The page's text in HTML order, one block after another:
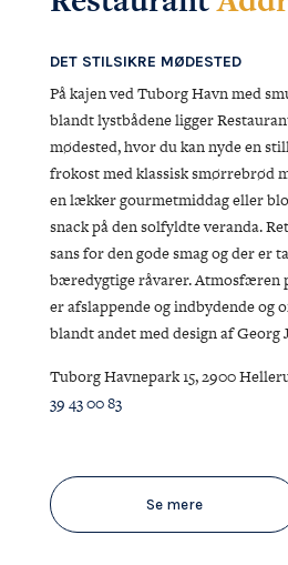
DET STILSIKRE MØDESTED
På kajen ved Tuborg Havn med
blandt lystbådene ligger
mødested, hvor du kan nyde en
frokost med klassisk smørrebrød
en lækker gourmetmiddag eller
snack på den solfyldte veranda.
sans for den gode smag og der er
bæredygtige råvarer. Atmosfæren
er afslappende og indbydende og
blandt andet med design af Georg
Tuborg Havnepark 15, 2900
39 43 00 83
Se mere